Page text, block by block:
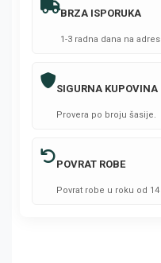
BRZA ISPORUKA
1-3 radna dana na
SIGURNA KUPOVINA
Provera po broju šasije.
POVRAT ROBE
Povrat robe u roku od 14